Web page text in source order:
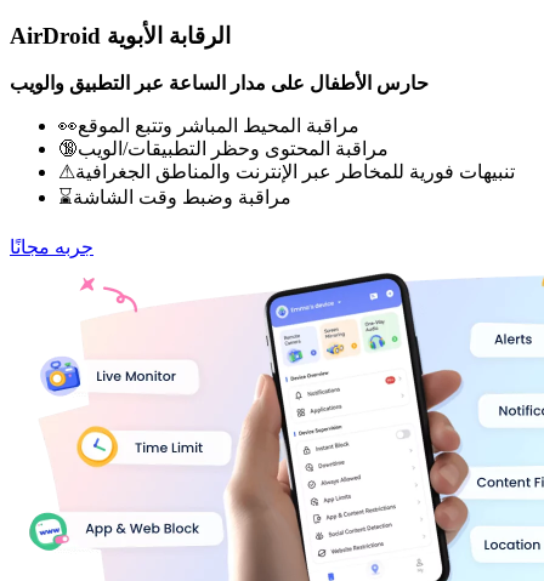
AirDroid الرقابة الأبوية
حارس الأطفال على مدار الساعة عبر التطبيق والويب
👀مراقبة المحيط المباشر وتتبع الموقع
🔞مراقبة المحتوى وحظر التطبيقات/الويب
⚠تنبيهات فورية للمخاطر عبر الإنترنت والمناطق الجغرافية
⌛مراقبة وضبط وقت الشاشة
جربه مجانًا